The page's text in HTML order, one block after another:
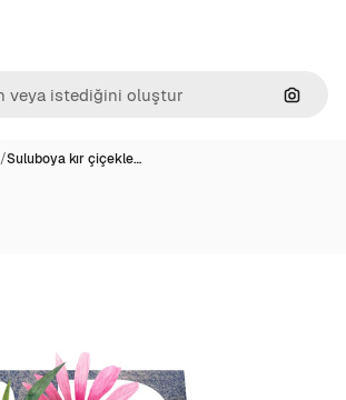
/Suluboya kır çiçekle…